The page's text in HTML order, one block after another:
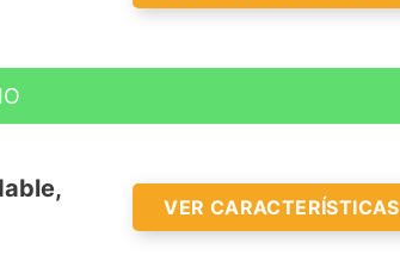
VER CARACTERÍSTICAS